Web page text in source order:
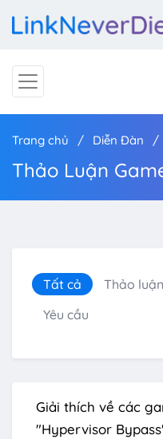
Trang chủ Diễn Đàn
Thảo Luận
Tất cả Thảo luận
Yêu cầu
Giải thích về các
"Hypervisor